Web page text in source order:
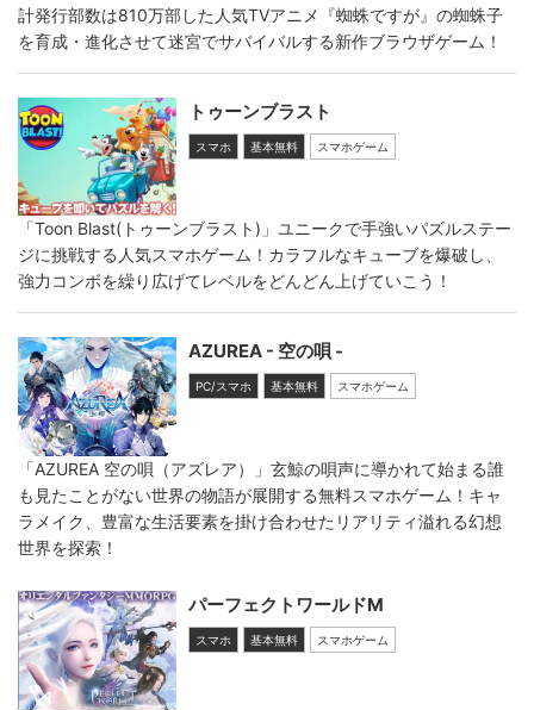
計発行部数は810万部した人気TVアニメ『蜘蛛ですが』の蜘蛛子
を育成・進化させて迷宮でサバイバルする新作ブラウザゲーム！
トゥーンブラスト
スマホ 基本無料 スマホゲーム
「Toon Blast(トゥーンブラスト)」ユニークで手強いパズルステー
ジに挑戦する人気スマホゲーム！カラフルなキューブを爆破し、
強力コンボを繰り広げてレベルをどんどん上げていこう！
AZUREA - 空の唄 -
PC/スマホ 基本無料 スマホゲーム
「AZUREA 空の唄（アズレア）」玄鯨の唄声に導かれて始まる誰
も見たことがない世界の物語が展開する無料スマホゲーム！キャ
ラメイク、豊富な生活要素を掛け合わせたリアリティ溢れる幻想
世界を探索！
パーフェクトワールドM
スマホ 基本無料 スマホゲーム